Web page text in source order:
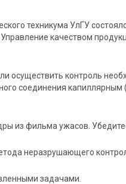
техникума УлГУ
качеством
осуществить контроль
соединения
из фильма ужасов.
неразрушающего
задачами.